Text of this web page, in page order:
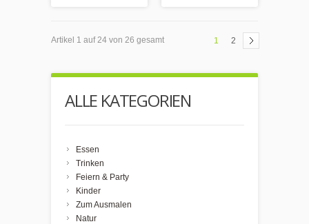
Artikel 1 auf 24 von 26 gesamt 1 2
ALLE KATEGORIEN
Essen
Trinken
Feiern & Party
Kinder
Zum Ausmalen
Natur